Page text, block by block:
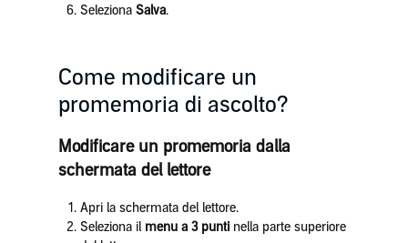
Seleziona Salva.
Come modificare un
promemoria di ascolto?
Modificare un promemoria dalla
schermata del lettore
Apri la schermata del lettore.
Seleziona il menu a 3 puntinella parte superiore